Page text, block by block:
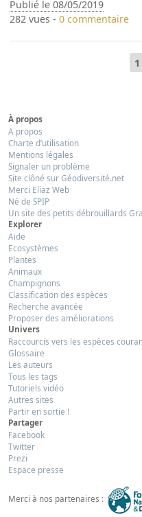
Publié le 08/05/2019
282 vues -0 commentaire
1
À propos
A propos
Charte d’utilisation
Mentions légales
Signaler un problème
Site clôné sur Géodiversité.net
Merci Eliaz Web
Né de SPIP
Un site des petits débrouillards
Explorer
Aide
Ecosystèmes
Plantes
Animaux
Champignons
Classification des espèces
Recherche avancée
Proposer des améliorations
Univers
Raccourcis vers les espèces
Glossaire
Les auteurs
Tous les tags
Tutoriels vidéo
Autres sites
Partir en sortie !
Partager
Facebook
Twitter
Prezi
Espace presse
Merci à nos partenaires :